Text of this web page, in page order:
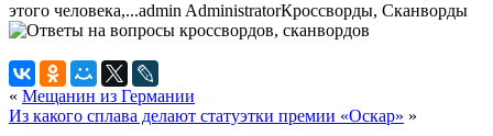
этого человека,...admin AdministratorКроссворды, Сканворды
« Мещанин из Германии
Из какого сплава делают статуэтки премии «Оскар» »